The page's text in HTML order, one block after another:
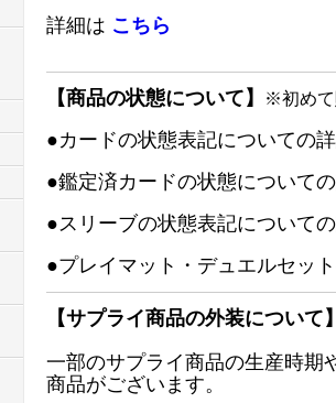
詳細は こちら
【商品の状態について】 ※初めて
●カードの状態表記についての
●鑑定済カードの状態について
●スリーブの状態表記について
●プレイマット・デュエルセッ
【サプライ商品の外装について】
一部のサプライ商品の生産時期
商品がございます。